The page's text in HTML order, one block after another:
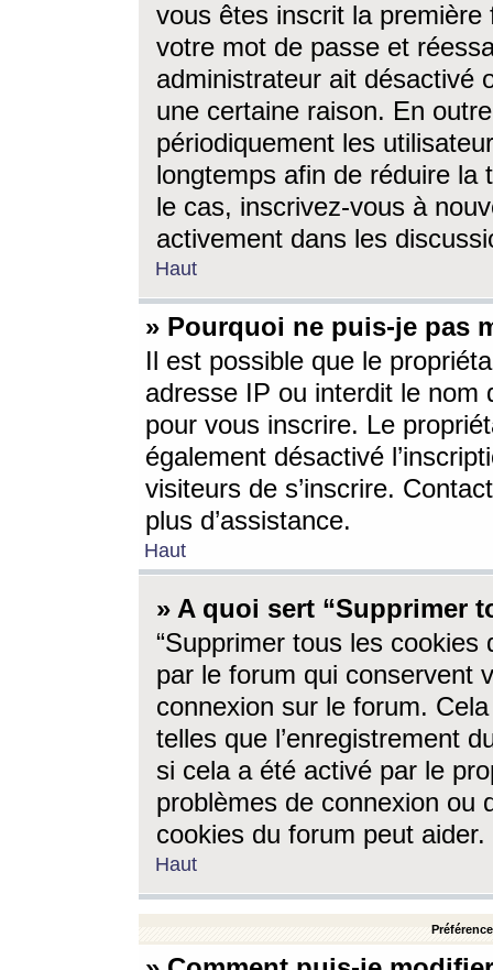
vous êtes inscrit la première
votre mot de passe et
administrateur ait désactivé
une certaine raison. En
périodiquement les
longtemps afin de réduire la
le cas, inscrivez-vous à
activement dans les
Haut
» Pourquoi ne puis-je pas
Il est possible que le
adresse IP ou interdit le nom
pour vous inscrire. Le
également désactivé
visiteurs de s’inscrire.
plus d’assistance.
Haut
» A quoi sert “Supprimer
“Supprimer tous les cookies
par le forum qui conservent
connexion sur le forum.
telles que l’enregistrement
si cela a été activé par le
problèmes de connexion ou
cookies du forum peut aider.
Haut